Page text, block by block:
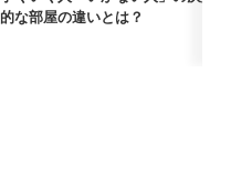
的な部屋の違いとは？